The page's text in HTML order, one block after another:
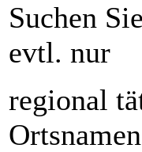
Suchen
evtl. nur
regional